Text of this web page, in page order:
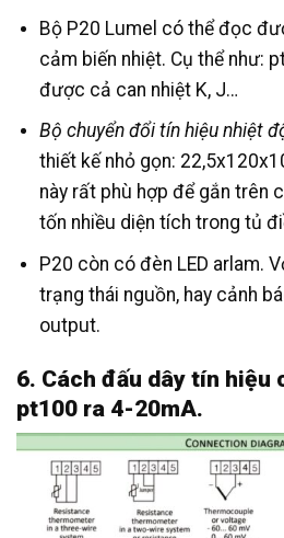
Bộ P20 Lumel có thể đọc
cảm biến nhiệt. Cụ thể như:
được cả can nhiệt K, J…
Bộ chuyển đổi tín hiệu nhiệt
thiết kế nhỏ gọn:
này rất phù hợp để gắn trên
tốn nhiều diện tích trong tủ
P20 còn có đèn LED arlam.
trạng thái nguồn, hay cảnh
output.
6. Cách đấu dây tín hiệu
pt100 ra 4-20mA.